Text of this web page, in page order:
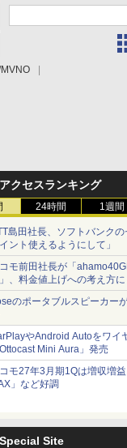
アクセスランキング
24時間 1週間
島田社長、ソフトバンク
ント使えるようにして」
コモ前田社長が「
、料金値上げへの考え方に
のポータブルスピーカー
やAndroid Autoをワイ
Ottocast Mini Aura」発売
コモ27年3月期1Qは増収増
」など好調
Special Site